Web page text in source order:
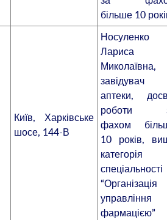
більше 10
Київ, Харківське
шосе, 144-В
Носуленко
Лариса
Миколаївна,
завідувач
аптеки,
роботи
фахом
10 років,
категорія
спеціальності
управління
фармацією”